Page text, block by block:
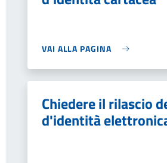
VAI ALLA PAGINA
Chiedere il rilascio
d'identità